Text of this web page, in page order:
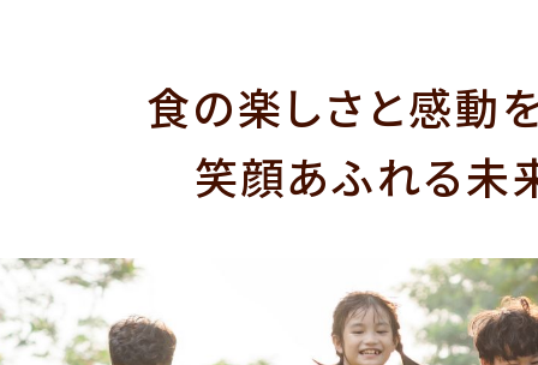
食の楽しさと感動
笑顔あふれる未